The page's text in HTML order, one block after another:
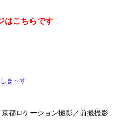
はこちらです
ま～す
京都ロケーション撮影／前撮撮影